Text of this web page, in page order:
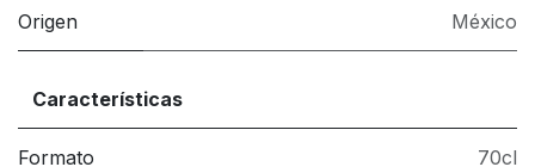
Origen México
Características
Formato 70cl